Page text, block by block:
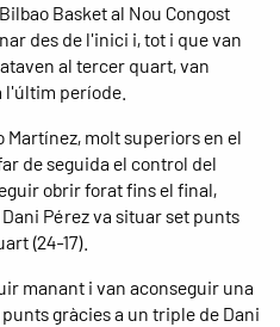
Basket al Nou Congost
des de l'inici i, tot i que van
al tercer quart, van
l'últim període.
molt superiors en el
de seguida el control del
obrir forat fins el final,
Pérez va situar set punts
(24-17).
manant i van aconseguir una
gràcies a un triple de Dani